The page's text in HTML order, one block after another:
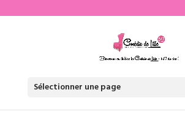
Sélectionner une page